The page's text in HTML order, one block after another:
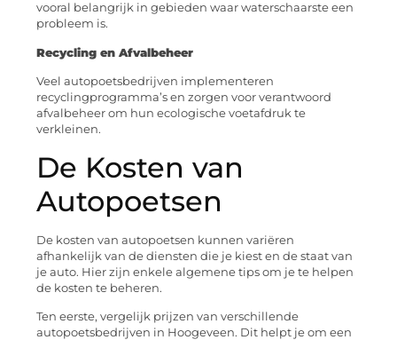
vooral belangrijk in gebieden waar waterschaarste een
probleem is.
Recycling en Afvalbeheer
Veel autopoetsbedrijven implementeren
recyclingprogramma’s en zorgen voor verantwoord
afvalbeheer om hun ecologische voetafdruk te
verkleinen.
De Kosten van
Autopoetsen
De kosten van autopoetsen kunnen variëren
afhankelijk van de diensten die je kiest en de staat van
je auto. Hier zijn enkele algemene tips om je te helpen
de kosten te beheren.
Ten eerste, vergelijk prijzen van verschillende
autopoetsbedrijven in Hoogeveen. Dit helpt je om een